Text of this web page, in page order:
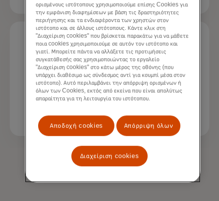
94%
των συσκευών υποστηρίζουν τη
χρήση passkey3
ορισμένους ιστότοπους χρησιμοποιούμε επίσης Cookies για
την εμφάνιση διαφημίσεων με βάση τις δραστηριότητες
περιήγησης και τα ενδιαφέροντα των χρηστών στον
ιστότοπο και σε άλλους ιστότοπους. Κάντε κλικ στη
"Διαχείριση cookies" που βρίσκεται παρακάτω για να μάθετε
ποια cookies χρησιμοποιούμε σε αυτόν τον ιστότοπο και
γιατί. Μπορείτε πάντα να αλλάξετε τις προτιμήσεις
συγκατάθεσής σας χρησιμοποιώντας το εργαλείο
"Διαχείριση cookies" στο κάτω μέρος της οθόνης (που
υπάρχει διαθέσιμο ως σύνδεσμος αντί για κουμπί μέσα στον
ιστότοπο). Αυτό περιλαμβάνει την απόρριψη ορισμένων ή
όλων των Cookies, εκτός από εκείνα που είναι απολύτως
απαραίτητα για τη λειτουργία του ιστότοπου.
Αποδοχή cookies Απόρριψη όλων
Διαχείριση cookies